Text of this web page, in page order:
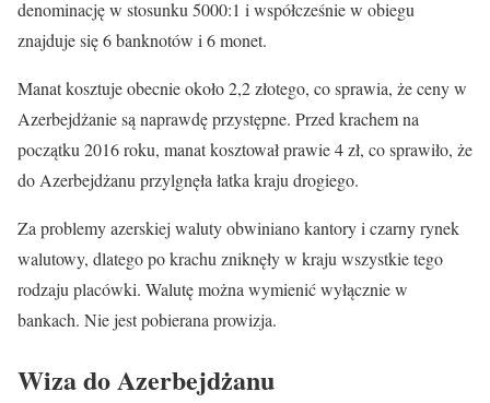
denominację w stosunku 5000:1 i współcześnie w obiegu
znajduje się 6 banknotów i 6 monet.
Manat kosztuje obecnie około 2,2 złotego, co sprawia, że ceny w
Azerbejdżanie są naprawdę przystępne. Przed krachem na
początku 2016 roku, manat kosztował prawie 4 zł, co sprawiło, że
do Azerbejdżanu przylgnęła łatka kraju drogiego.
Za problemy azerskiej waluty obwiniano kantory i czarny rynek
walutowy, dlatego po krachu zniknęły w kraju wszystkie tego
rodzaju placówki. Walutę można wymienić wyłącznie w
bankach. Nie jest pobierana prowizja.
Wiza do Azerbejdżanu